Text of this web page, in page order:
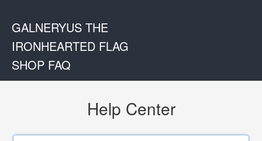
GALNERYUS THE
IRONHEARTED FLAG
SHOP FAQ
Help Center